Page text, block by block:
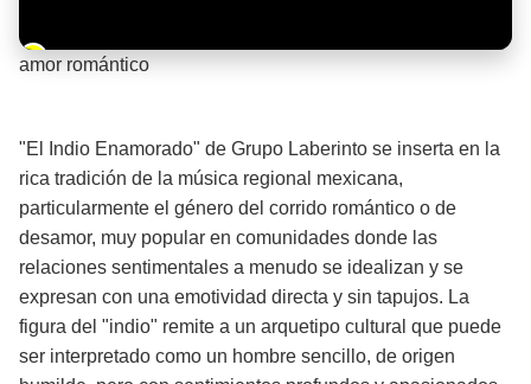
Barra de progreso de la reproducción
amor romántico
"El Indio Enamorado" de Grupo Laberinto se inserta en la
rica tradición de la música regional mexicana,
particularmente el género del corrido romántico o de
desamor, muy popular en comunidades donde las
relaciones sentimentales a menudo se idealizan y se
expresan con una emotividad directa y sin tapujos. La
figura del "indio" remite a un arquetipo cultural que puede
ser interpretado como un hombre sencillo, de origen